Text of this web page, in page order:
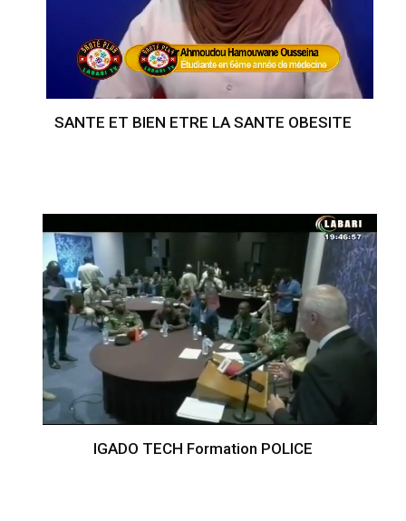
SANTE ET BIEN ETRE LA SANTE OBESITE
IGADO TECH Formation POLICE